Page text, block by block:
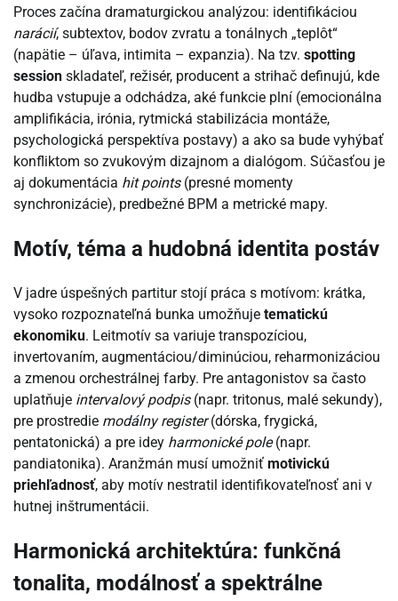
Proces začína dramaturgickou analýzou: identifikáciou
narácií, subtextov, bodov zvratu a tonálnych „teplôt“
(napätie – úľava, intimita – expanzia). Na tzv. spotting
session skladateľ, režisér, producent a strihač definujú, kde
hudba vstupuje a odchádza, aké funkcie plní (emocionálna
amplifikácia, irónia, rytmická stabilizácia montáže,
psychologická perspektíva postavy) a ako sa bude vyhýbať
konfliktom so zvukovým dizajnom a dialógom. Súčasťou je
aj dokumentácia hit points(presné momenty
synchronizácie), predbežné BPM a metrické mapy.
Motív, téma a hudobná identita postáv
V jadre úspešných partitur stojí práca s motívom: krátka,
vysoko rozpoznateľná bunka umožňuje tematickú
ekonomiku. Leitmotív sa variuje transpozíciou,
invertovaním, augmentáciou/diminúciou, reharmonizáciou
a zmenou orchestrálnej farby. Pre antagonistov sa často
uplatňuje intervalový podpis(napr. tritonus, malé sekundy),
pre prostredie modálny register(dórska, frygická,
pentatonická) a pre idey harmonické pole(napr.
pandiatonika). Aranžmán musí umožniť motivickú
priehľadnosť, aby motív nestratil identifikovateľnosť ani v
hutnej inštrumentácii.
Harmonická architektúra: funkčná
tonalita, modálnosť a spektrálne